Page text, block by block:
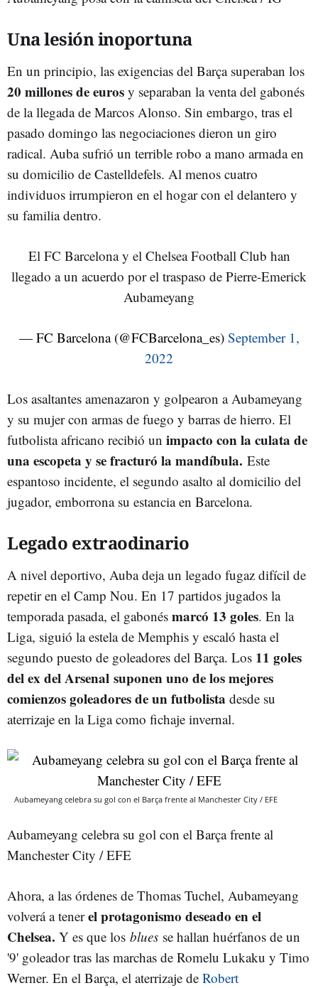
Una lesión inoportuna
En un principio, las exigencias del Barça superaban los
20 millones de euros y separaban la venta del gabonés
de la llegada de Marcos Alonso. Sin embargo, tras el
pasado domingo las negociaciones dieron un giro
radical. Auba sufrió un terrible robo a mano armada en
su domicilio de Castelldefels. Al menos cuatro
individuos irrumpieron en el hogar con el delantero y
su familia dentro.
El FC Barcelona y el Chelsea Football Club han
llegado a un acuerdo por el traspaso de Pierre-Emerick
Aubameyang
— FC Barcelona (@FCBarcelona_es) September 1,
2022
Los asaltantes amenazaron y golpearon a Aubameyang
y su mujer con armas de fuego y barras de hierro. El
futbolista africano recibió un impacto con la culata de
una escopeta y se fracturó la mandíbula. Este
espantoso incidente, el segundo asalto al domicilio del
jugador, emborrona su estancia en Barcelona.
Legado extraodinario
A nivel deportivo, Auba deja un legado fugaz difícil de
repetir en el Camp Nou. En 17 partidos jugados la
temporada pasada, el gabonés marcó 13 goles. En la
Liga, siguió la estela de Memphis y escaló hasta el
segundo puesto de goleadores del Barça. Los 11 goles
del ex del Arsenal suponen uno de los mejores
comienzos goleadores de un futbolista desde su
aterrizaje en la Liga como fichaje invernal.
Aubameyang celebra su gol con el Barça frente al Manchester City / EFE
Aubameyang celebra su gol con el Barça frente al
Manchester City / EFE
Ahora, a las órdenes de Thomas Tuchel, Aubameyang
volverá a tenerel protagonismo deseado en el
Chelsea. Y es que los blues se hallan huérfanos de un
'9' goleador tras las marchas de Romelu Lukaku y Timo
Werner. En el Barça, el aterrizaje de Robert